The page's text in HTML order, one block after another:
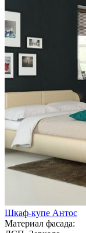
Шкаф-купе Антос
Материал фасада: